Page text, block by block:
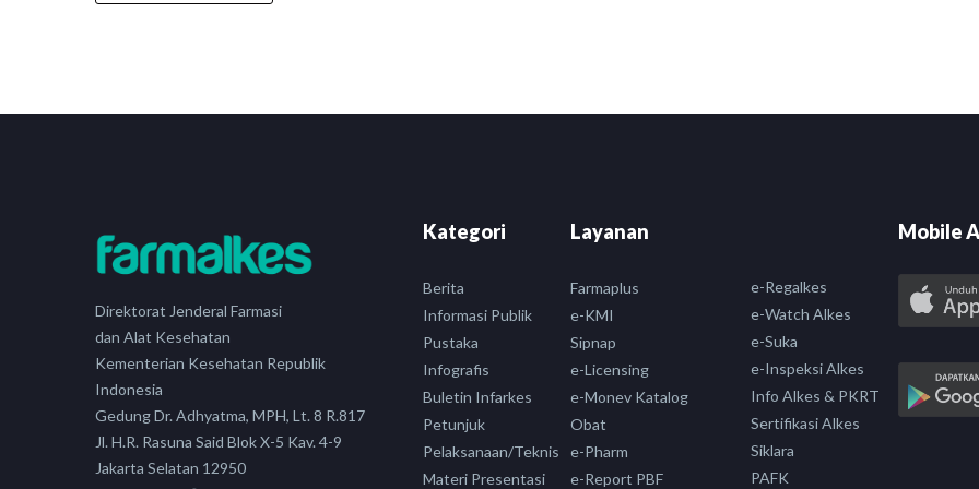
Direktorat Jenderal Farmasi
dan Alat Kesehatan
Kementerian Kesehatan Republik
Indonesia
Gedung Dr. Adhyatma, MPH, Lt. 8 R.817
Jl. H.R. Rasuna Said Blok X-5 Kav. 4-9
Jakarta Selatan 12950
Kategori
Berita
Informasi Publik
Pustaka
Infografis
Buletin Infarkes
Petunjuk
Pelaksanaan/Teknis
Materi Presentasi
Layanan
Farmaplus
e-KMI
Sipnap
e-Licensing
e-Monev Katalog
Obat
e-Pharm
e-Report PBF
e-Regalkes
e-Watch Alkes
e-Suka
e-Inspeksi Alkes
Info Alkes & PKRT
Sertifikasi Alkes
Siklara
PAFK
Mobile